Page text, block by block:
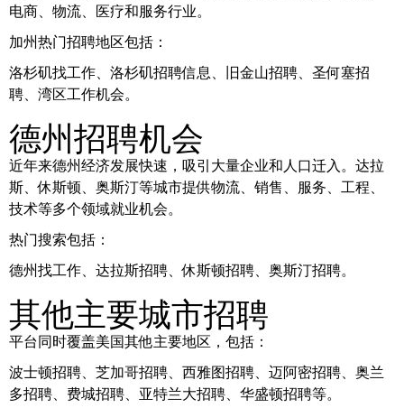
电商、物流、医疗和服务行业。
加州热门招聘地区包括：
洛杉矶找工作、洛杉矶招聘信息、旧金山招聘、圣何塞招
聘、湾区工作机会。
德州招聘机会
近年来德州经济发展快速，吸引大量企业和人口迁入。达拉
斯、休斯顿、奥斯汀等城市提供物流、销售、服务、工程、
技术等多个领域就业机会。
热门搜索包括：
德州找工作、达拉斯招聘、休斯顿招聘、奥斯汀招聘。
其他主要城市招聘
平台同时覆盖美国其他主要地区，包括：
波士顿招聘、芝加哥招聘、西雅图招聘、迈阿密招聘、奥兰
多招聘、费城招聘、亚特兰大招聘、华盛顿招聘等。